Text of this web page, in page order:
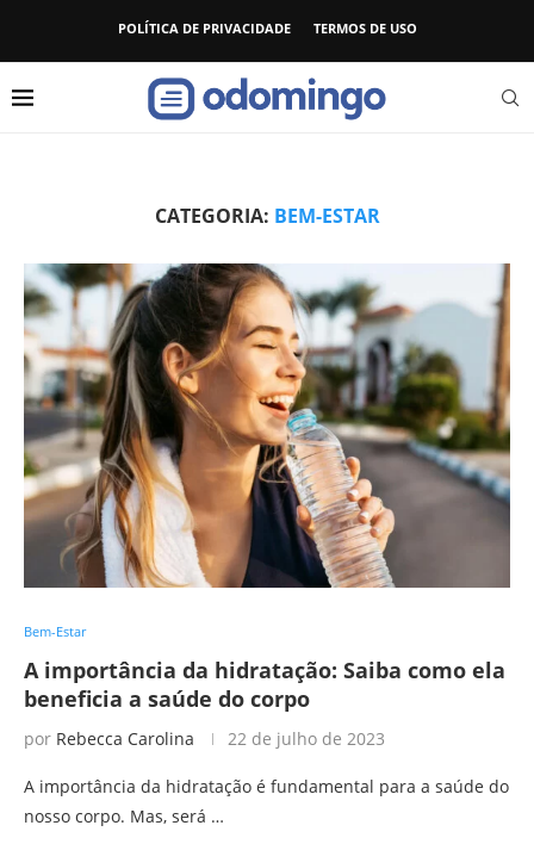
POLÍTICA DE PRIVACIDADE TERMOS DE USO
CATEGORIA: BEM-ESTAR
Bem-Estar
A importância da hidratação: Saiba como ela
beneficia a saúde do corpo
por Rebecca Carolina 22 de julho de 2023
A importância da hidratação é fundamental para a saúde do
nosso corpo. Mas, será …